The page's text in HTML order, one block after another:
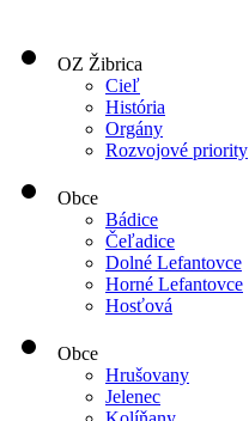
OZ Žibrica
Cieľ
História
Orgány
Rozvojové priority
Obce
Bádice
Čeľadice
Dolné Lefantovce
Horné Lefantovce
Hosťová
Obce
Hrušovany
Jelenec